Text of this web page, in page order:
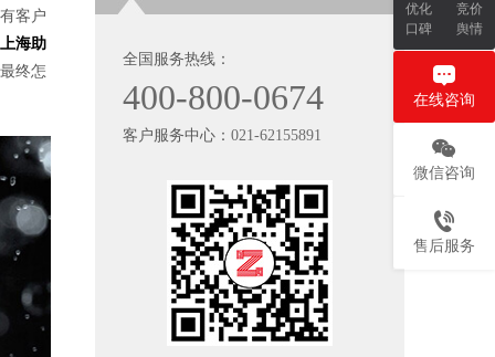
客户
上海助
终怎
全国服务热线：
400-800-0674
客户服务中心： 021-62155891
优化
竞价
口碑
舆情
在线咨询
微信咨询
售后服务